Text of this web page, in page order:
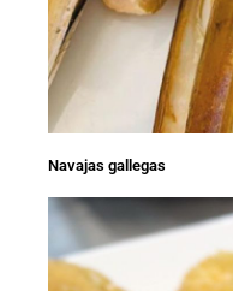
Navajas gallegas